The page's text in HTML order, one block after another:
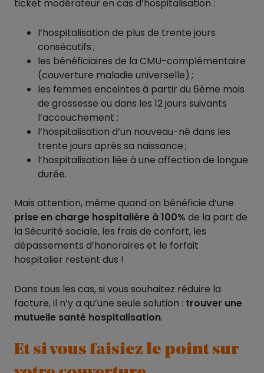
ticket modérateur en cas d’hospitalisation :
l’hospitalisation de plus de trente jours
consécutifs ;
les bénéficiaires de la CMU-complémentaire
(couverture maladie universelle) ;
les femmes enceintes à partir du 6ème mois
de grossesse ou dans les 12 jours suivants
l’accouchement ;
l’hospitalisation d’un nouveau-né dans les
trente jours après sa naissance ;
l’hospitalisation liée à une affection de longue
durée.
Mais attention, même quand on bénéficie d’une
prise en charge hospitalière à 100% de la part de
la Sécurité sociale, les frais de confort, les
dépassements d’honoraires et le forfait
hospitalier restent dus !
Dans tous les cas, si vous souhaitez réduire la
facture, il n’y a qu’une seule solution : trouver une
mutuelle santé hospitalisation.
Et si vous faisiez le point sur